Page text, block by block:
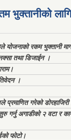
भुक्तानीको
योजनाको रकम भुक्तानी
तथा डिजाईन ।
।
प्रमाणित गरेको डोरहाजिरी
गर्नु अगाडीको २ वटा र
फोटो।